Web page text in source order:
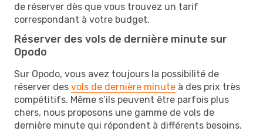
de réserver dès que vous trouvez un tarif
correspondant à votre budget.
Réserver des vols de dernière minute sur
Opodo
Sur Opodo, vous avez toujours la possibilité de
réserver des vols de dernière minute à des prix très
compétitifs. Même s’ils peuvent être parfois plus
chers, nous proposons une gamme de vols de
dernière minute qui répondent à différents besoins.